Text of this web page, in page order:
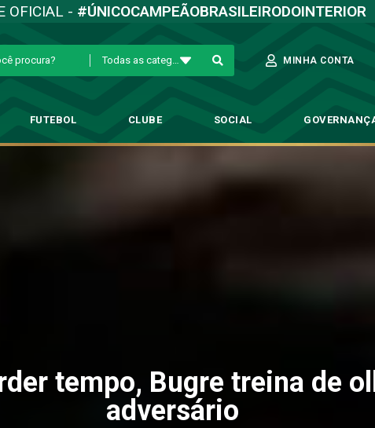
OFICIAL - #ÚNICOCAMPEÃOBRASILEIRODOINTERIOR
MINHA CONTA
FUTEBOL CLUBE SOCIAL
tempo, Bugre treina de olho no
tempo, Bugre treina de
adversário